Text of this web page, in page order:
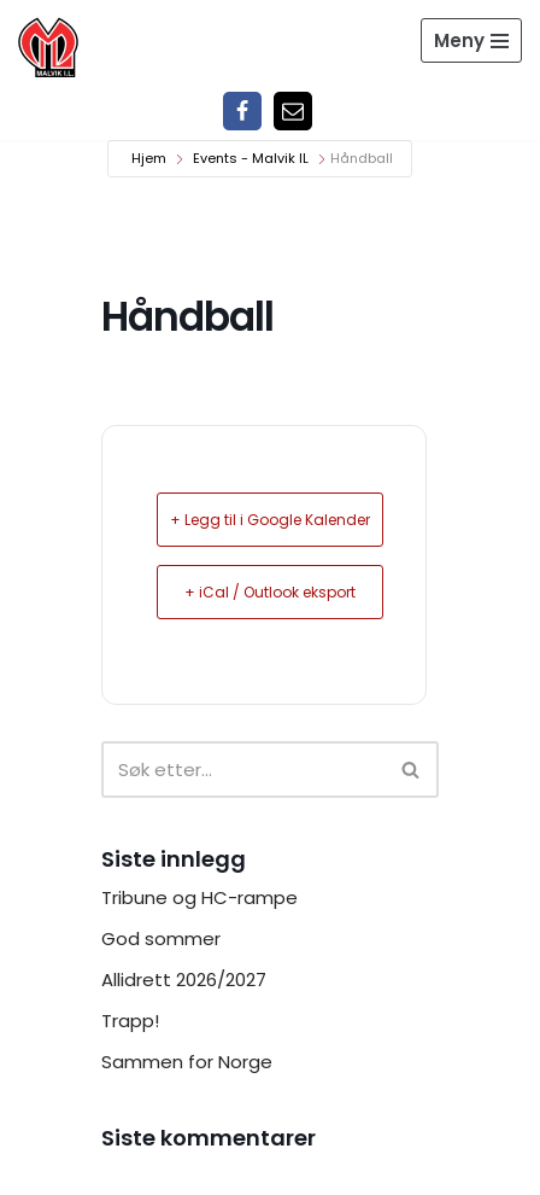
Hopp
Meny
Hjem Events - Malvik IL Håndball
Håndball
+ Legg til i Google Kalender
+ iCal / Outlook eksport
Siste innlegg
Tribune og HC-rampe
God sommer
Allidrett 2026/2027
Trapp!
Sammen for Norge
Siste kommentarer